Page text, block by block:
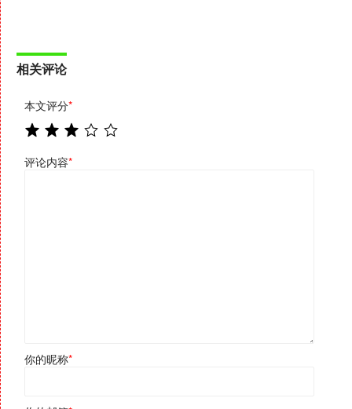
相关评论
本文评分*
评论内容*
你的昵称*